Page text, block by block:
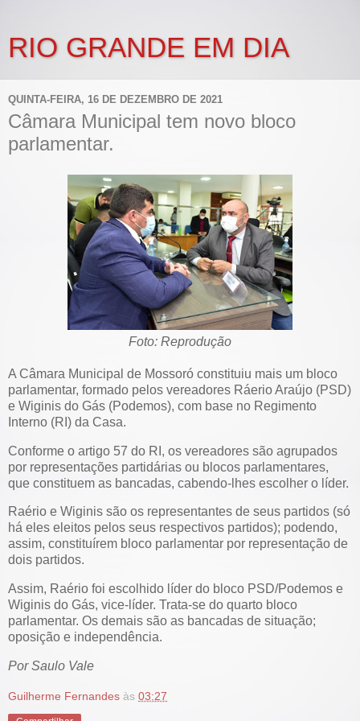
RIO GRANDE EM DIA
QUINTA-FEIRA, 16 DE DEZEMBRO DE 2021
Câmara Municipal tem novo bloco
parlamentar.
Foto: Reprodução
A Câmara Municipal de Mossoró constituiu mais um bloco
parlamentar, formado pelos vereadores Ráerio Araújo (PSD)
e Wiginis do Gás (Podemos), com base no Regimento
Interno (RI) da Casa.
Conforme o artigo 57 do RI, os vereadores são agrupados
por representações partidárias ou blocos parlamentares,
que constituem as bancadas, cabendo-lhes escolher o líder.
Raério e Wiginis são os representantes de seus partidos (só
há eles eleitos pelos seus respectivos partidos); podendo,
assim, constituírem bloco parlamentar por representação de
dois partidos.
Assim, Raério foi escolhido líder do bloco PSD/Podemos e
Wiginis do Gás, vice-líder. Trata-se do quarto bloco
parlamentar. Os demais são as bancadas de situação;
oposição e independência.
Por Saulo Vale
Guilherme Fernandes às 03:27